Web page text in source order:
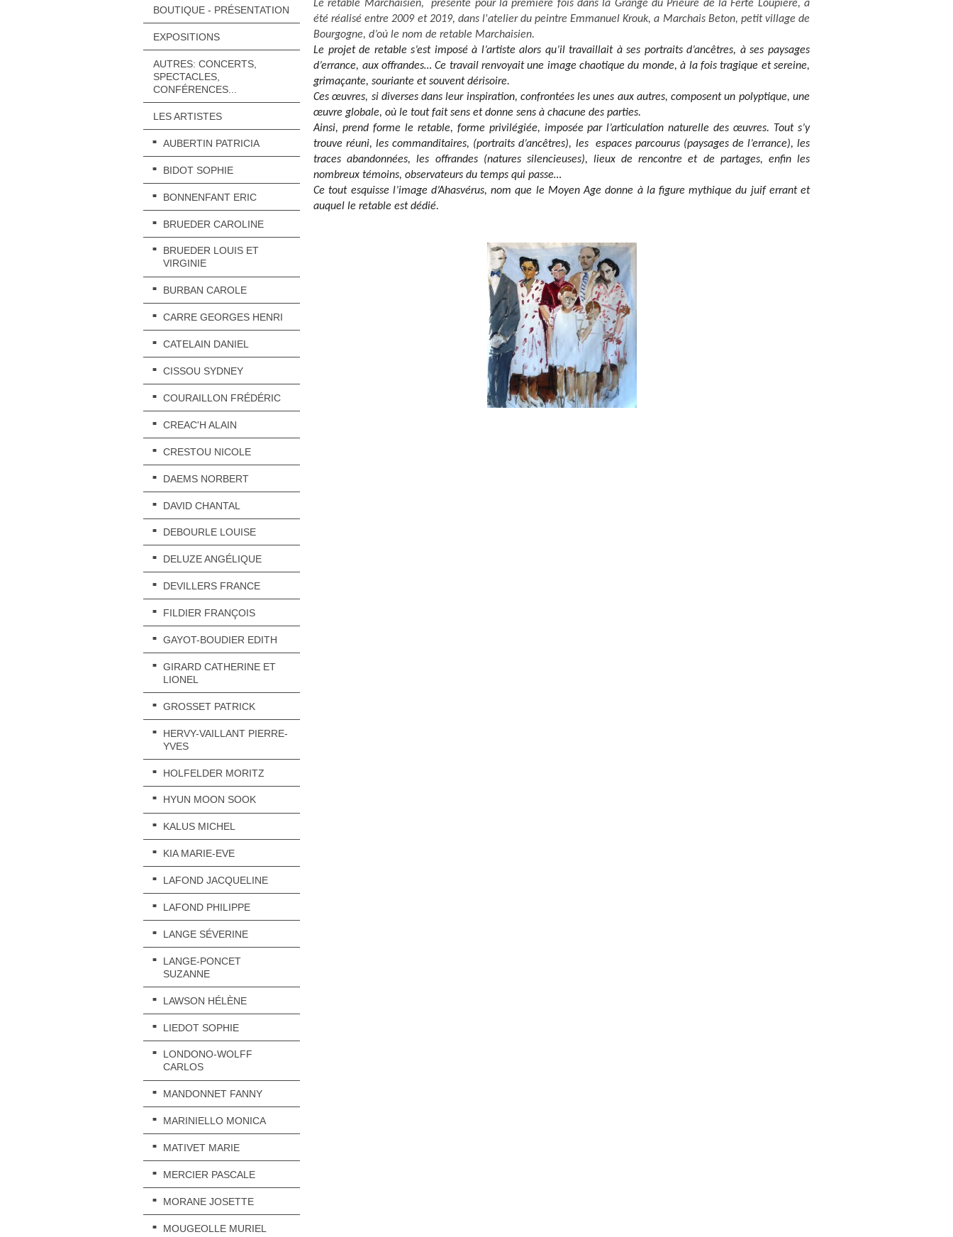
BOUTIQUE - PRÉSENTATION
EXPOSITIONS
AUTRES: CONCERTS,
SPECTACLES,
CONFÉRENCES...
LES ARTISTES
AUBERTIN PATRICIA
BIDOT SOPHIE
BONNENFANT ERIC
BRUEDER CAROLINE
BRUEDER LOUIS ET
VIRGINIE
BURBAN CAROLE
CARRE GEORGES HENRI
CATELAIN DANIEL
CISSOU SYDNEY
COURAILLON FRÉDÉRIC
CREAC'H ALAIN
CRESTOU NICOLE
DAEMS NORBERT
DAVID CHANTAL
DEBOURLE LOUISE
DELUZE ANGÉLIQUE
DEVILLERS FRANCE
FILDIER FRANÇOIS
GAYOT-BOUDIER EDITH
GIRARD CATHERINE ET
LIONEL
GROSSET PATRICK
HERVY-VAILLANT PIERRE-
YVES
HOLFELDER MORITZ
HYUN MOON SOOK
KALUS MICHEL
KIA MARIE-EVE
LAFOND JACQUELINE
LAFOND PHILIPPE
LANGE SÉVERINE
LANGE-PONCET
SUZANNE
LAWSON HÉLÈNE
LIEDOT SOPHIE
LONDONO-WOLFF
CARLOS
MANDONNET FANNY
MARINIELLO MONICA
MATIVET MARIE
MERCIER PASCALE
MORANE JOSETTE
MOUGEOLLE MURIEL
Le retable Marchaisien, présenté pour la première fois dans la Grange du Prieuré de la Ferté Loupière, a
été réalisé entre 2009 et 2019, dans l'atelier du peintre Emmanuel Krouk, a Marchais Beton, petit village de
Bourgogne, d’où le nom de retable Marchaisien.
Le projet de retable s’est imposé à l’artiste alors qu’il travaillait à ses portraits d’ancêtres, à ses paysages
d’errance, aux offrandes… Ce travail renvoyait une image chaotique du monde, à la fois tragique et sereine,
grimaçante, souriante et souvent dérisoire.
Ces œuvres, si diverses dans leur inspiration, confrontées les unes aux autres, composent un polyptique, une
œuvre globale, où le tout fait sens et donne sens à chacune des parties.
Ainsi, prend forme le retable, forme privilégiée, imposée par l’articulation naturelle des œuvres. Tout s’y
trouve réuni, les commanditaires, (portraits d’ancêtres), les espaces parcourus (paysages de l’errance), les
traces abandonnées, les offrandes (natures silencieuses), lieux de rencontre et de partages, enfin les
nombreux témoins, observateurs du temps qui passe…
Ce tout esquisse l’image d’Ahasvérus, nom que le Moyen Age donne à la figure mythique du juif errant et
auquel le retable est dédié.